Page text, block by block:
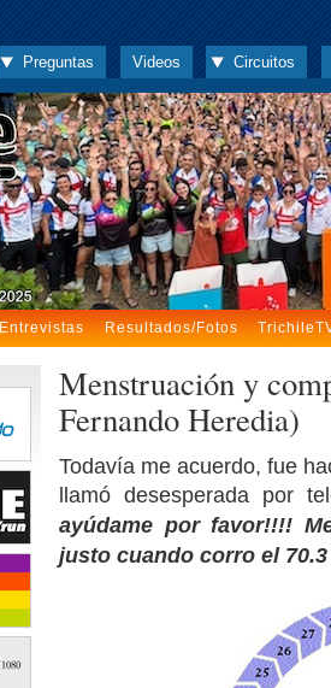
Preguntas Videos Circuitos
Entrevistas Resultados/Fotos
Menstruación y
Fernando Heredia)
Todavía me acuerdo, fue
llamó desesperada por
ayúdame por favor!!!!
justo cuando corro el